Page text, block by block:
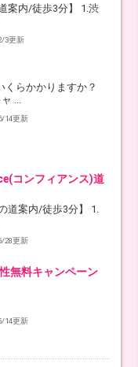
案内/徒歩3分】 1.渋
3更新
くらかかりますか？
...
14更新
コンフィアンス)道
道案内/徒歩3分】 1.
28更新
無料キャンペーン
14更新